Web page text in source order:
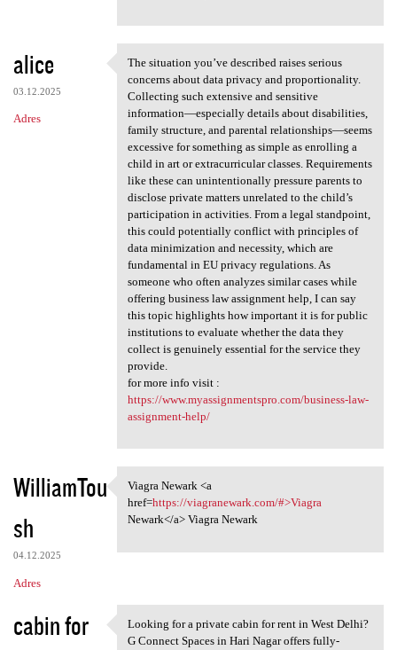
z
e
alice
03.12.2025
Adres
The situation you’ve
The situation you’ve described raises serious
concerns about data privacy and proportionality.
Collecting such extensive and sensitive
information—especially details about disabilities,
family structure, and parental relationships—seems
excessive for something as simple as enrolling a
child in art or extracurricular classes. Requirements
like these can unintentionally pressure parents to
disclose private matters unrelated to the child’s
participation in activities. From a legal standpoint,
this could potentially conflict with principles of
data minimization and necessity, which are
fundamental in EU privacy regulations. As
someone who often analyzes similar cases while
offering business law assignment help, I can say
this topic highlights how important it is for public
institutions to evaluate whether the data they
collect is genuinely essential for the service they
provide.
for more info visit :
https://www.myassignmentspro.com/business-law-
assignment-help/
WilliamTou
sh
04.12.2025
Adres
Viagra Newark <a href=https:/
Viagra Newark <a
href=https://viagranewark.com/#>Viagra
Newark</a> Viagra Newark
cabin for
Looking for a private cabin
Looking for a private cabin for rent in West Delhi?
G Connect Spaces in Hari Nagar offers fully-